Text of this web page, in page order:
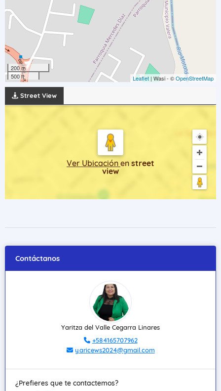
200 m
500 ft
Leaflet | Wasi - ©OpenStreetMap
Street View
Ver Ubicación en street
view
Contáctanos
Yaritza del Valle Cegarra Linares
+584165707962
yaricews2024@gmail.com
¿Prefieres que te contactemos?